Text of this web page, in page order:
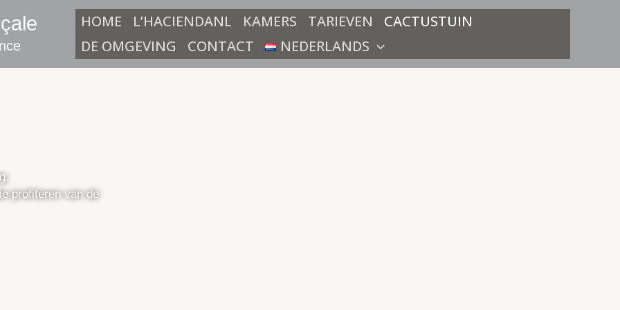
HOME L’HACIENDANL KAMERS TARIEVEN
CACTUSTUIN
DE OMGEVING
CONTACT NEDERLANDS
profiteren van de